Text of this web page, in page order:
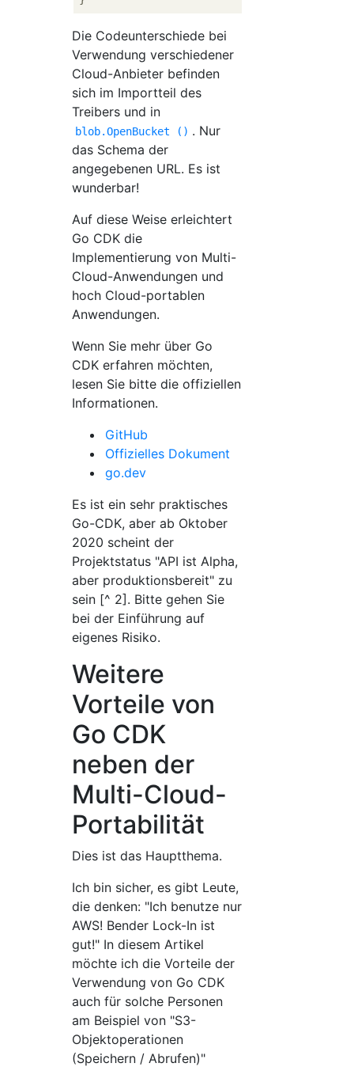
Die Codeunterschiede bei
Verwendung verschiedener
Cloud-Anbieter befinden
sich im Importteil des
Treibers und in
blob.OpenBucket () . Nur
das Schema der
angegebenen URL. Es ist
wunderbar!
Auf diese Weise erleichtert
Go CDK die
Implementierung von Multi-
Cloud-Anwendungen und
hoch Cloud-portablen
Anwendungen.
Wenn Sie mehr über Go
CDK erfahren möchten,
lesen Sie bitte die offiziellen
Informationen.
GitHub
Offizielles Dokument
go.dev
Es ist ein sehr praktisches
Go-CDK, aber ab Oktober
2020 scheint der
Projektstatus "API ist Alpha,
aber produktionsbereit" zu
sein [^ 2]. Bitte gehen Sie
bei der Einführung auf
eigenes Risiko.
Weitere
Vorteile von
Go CDK
neben der
Multi-Cloud-
Portabilität
Dies ist das Hauptthema.
Ich bin sicher, es gibt Leute,
die denken: "Ich benutze nur
AWS! Bender Lock-In ist
gut!" In diesem Artikel
möchte ich die Vorteile der
Verwendung von Go CDK
auch für solche Personen
am Beispiel von "S3-
Objektoperationen
(Speichern / Abrufen)"